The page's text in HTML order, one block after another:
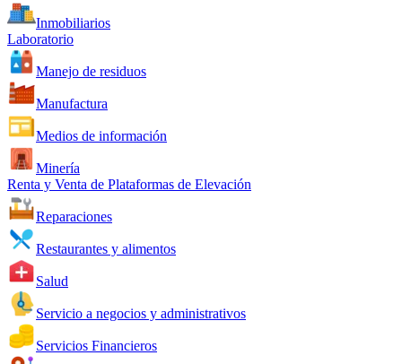
Inmobiliarios
Laboratorio
Manejo de residuos
Manufactura
Medios de información
Minería
Renta y Venta de Plataformas de Elevación
Reparaciones
Restaurantes y alimentos
Salud
Servicio a negocios y administrativos
Servicios Financieros